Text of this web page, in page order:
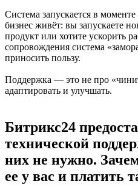
Система запускается в
бизнес живёт: вы запускаете
продукт или хотите ускорить
сопровождения система
приносить пользу.
Поддержка — это не про
адаптировать и улучшать.
Битрикс24
технической
них не нужно.
ее у вас и платить